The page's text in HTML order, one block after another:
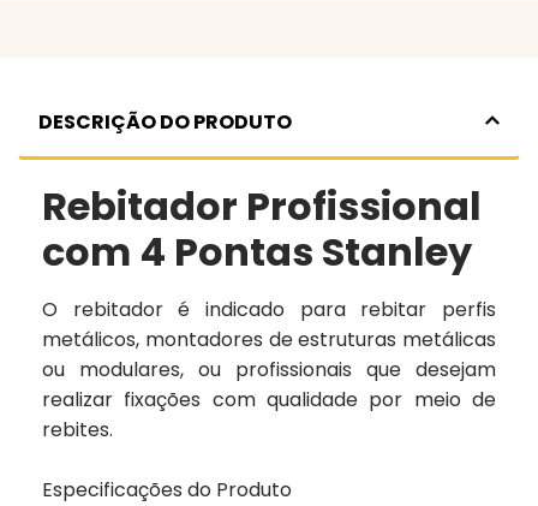
DESCRIÇÃO DO PRODUTO
Rebitador Profissional
com 4 Pontas Stanley
O rebitador é indicado para rebitar perfis
metálicos, montadores de estruturas metálicas
ou modulares, ou profissionais que desejam
realizar fixações com qualidade por meio de
rebites.
Especificações do Produto